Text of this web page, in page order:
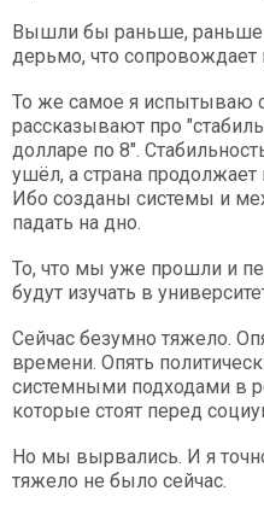
Вышли бы раньше, раньше
дерьмо, что сопровождает
То же самое я испытываю
рассказывают про
долларе по 8".
ушёл, а страна
Ибо созданы системы и
падать на дно.
То, что мы уже прошли и
будут изучать в
Сейчас безумно тяжело.
времени. Опять
системными подходами в
которые стоят перед
Но мы вырвались. И я
тяжело не было сейчас.